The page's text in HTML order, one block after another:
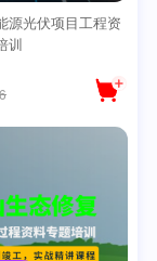
源光伏项目工程资
训